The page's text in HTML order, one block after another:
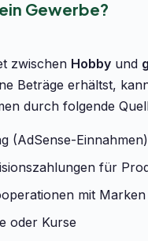
Gewerbe?
zwischen Hobby und
Beträge erhältst,
durch folgende
(AdSense-Einnahmen)
für
mit Marken
oder Kurse